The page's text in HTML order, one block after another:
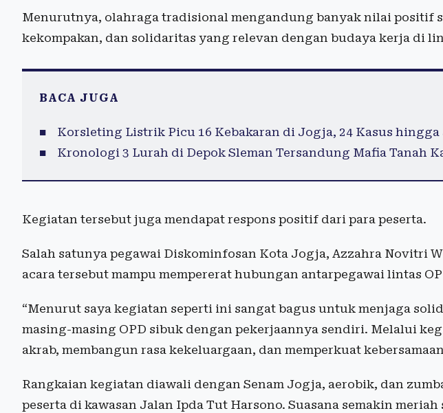
Menurutnya, olahraga tradisional mengandung banyak nilai positif
kekompakan, dan solidaritas yang relevan dengan budaya kerja di
BACA JUGA
Korsleting Listrik Picu 16 Kebakaran di Jogja, 24 Kasus
Kronologi 3 Lurah di Depok Sleman Tersandung Mafia Tanah
Kegiatan tersebut juga mendapat respons positif dari para peserta.
Salah satunya pegawai Diskominfosan Kota Jogja, Azzahra Novitri
acara tersebut mampu mempererat hubungan antarpegawai lintas
“Menurut saya kegiatan seperti ini sangat bagus untuk menjaga
masing-masing OPD sibuk dengan pekerjaannya sendiri. Melalui
akrab, membangun rasa kekeluargaan, dan memperkuat
Rangkaian kegiatan diawali dengan Senam Jogja, aerobik, dan
peserta di kawasan Jalan Ipda Tut Harsono. Suasana semakin